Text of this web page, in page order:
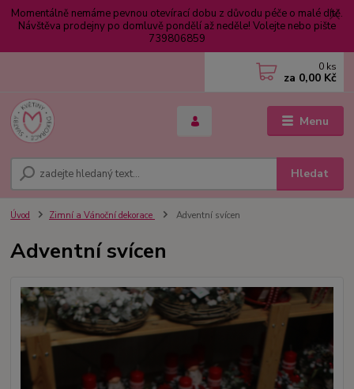
Momentálně nemáme pevnou otevírací dobu z důvodu péče o malé dítě.
Návštěva prodejny po domluvě pondělí až neděle! Volejte nebo pište
739806859
Menu
Hledat
0 ks
za 0,00 Kč
Úvod Zimní a Vánoční dekorace Adventní svícen
Adventní svícen